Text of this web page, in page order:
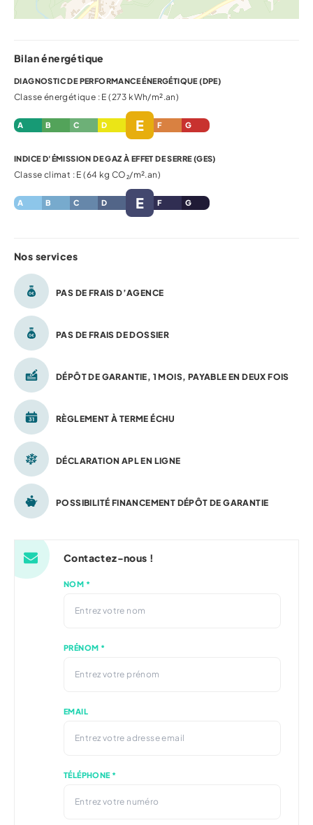
Bilan énergétique
DIAGNOSTIC DE PERFORMANCE ÉNERGÉTIQUE (DPE)
Classe énergétique : E (273 kWh/m².an)
A B C D E F G
INDICE D'ÉMISSION DE GAZ À EFFET DE SERRE (GES)
Classe climat : E (64 kg CO₂/m².an)
A B C D E F G
Nos services
PAS DE FRAIS D’AGENCE
PAS DE FRAIS DE DOSSIER
DÉPÔT DE GARANTIE, 1 MOIS, PAYABLE EN DEUX FOIS
RÈGLEMENT À TERME ÉCHU
DÉCLARATION APL EN LIGNE
POSSIBILITÉ FINANCEMENT DÉPÔT DE GARANTIE
Contactez-nous !
NOM *
PRÉNOM *
EMAIL
TÉLÉPHONE *